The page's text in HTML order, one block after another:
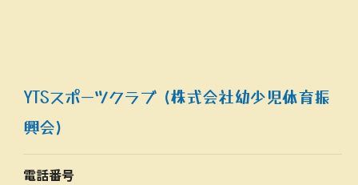
YTSスポーツクラブ (株式会社幼少児体育振
興会)
電話番号